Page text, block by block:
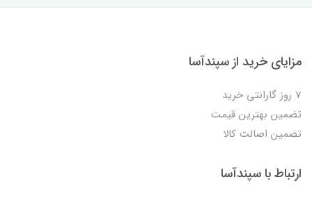
مزایای خرید از سپندآسا
7 روز گارانتی خرید
تضمین بهترین قیمت
تضمین اصالت کالا
ارتباط با سپندآسا